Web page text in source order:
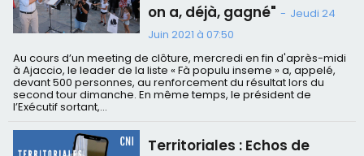
on a, déjà, gagné" - Jeudi 24
Juin 2021 à 07:50
Au cours d’un meeting de clôture, mercredi en fin d'après-midi
à Ajaccio, le leader de la liste « Fà populu inseme » a, appelé,
devant 500 personnes, au renforcement du résultat lors du
second tour dimanche. En même temps, le président de
l’Exécutif sortant,...
Territoriales : Echos de